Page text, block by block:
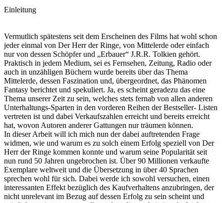
Einleitung
Vermutlich spätestens seit dem Erscheinen des Films hat wohl schon
jeder einmal von Der Herr der Ringe, von Mittelerde oder einfach
nur von dessen Schöpfer und „Erbauer“ J.R.R. Tolkien gehört.
Praktisch in jedem Medium, sei es Fernsehen, Zeitung, Radio oder
auch in unzähligen Büchern wurde bereits über das Thema
Mittelerde, dessen Faszination und, übergeordnet, das Phänomen
Fantasy berichtet und spekuliert. Ja, es scheint geradezu das eine
Thema unserer Zeit zu sein, welches stets fernab von allen anderen
Unterhaltungs-Sparten in den vorderen Reihen der Bestseller- Listen
vertreten ist und dabei Verkaufszahlen erreicht und bereits erreicht
hat, wovon Autoren anderer Gattungen nur träumen können.
In dieser Arbeit will ich mich nun der dabei auftretenden Frage
widmen, wie und warum es zu solch einem Erfolg speziell von Der
Herr der Ringe kommen konnte und warum seine Popularität seit
nun rund 50 Jahren ungebrochen ist. Über 90 Millionen verkaufte
Exemplare weltweit und die Übersetzung in über 40 Sprachen
sprechen wohl für sich. Dabei werde ich sowohl versuchen, einen
interessanten Effekt bezüglich des Kaufverhaltens anzubringen, der
nicht unrelevant im Bezug auf dessen Erfolg zu sein scheint und